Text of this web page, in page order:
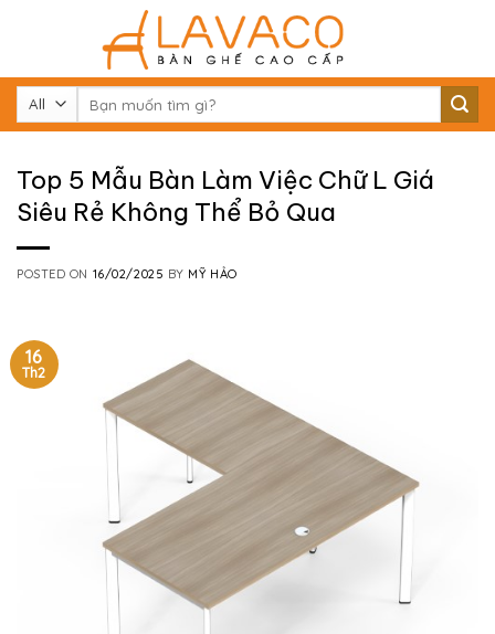
kiếm:
Top 5 Mẫu Bàn Làm Việc Chữ L Giá
Siêu Rẻ Không Thể Bỏ Qua
POSTED ON 16/02/2025 BY MỸ HẢO
16
Th2